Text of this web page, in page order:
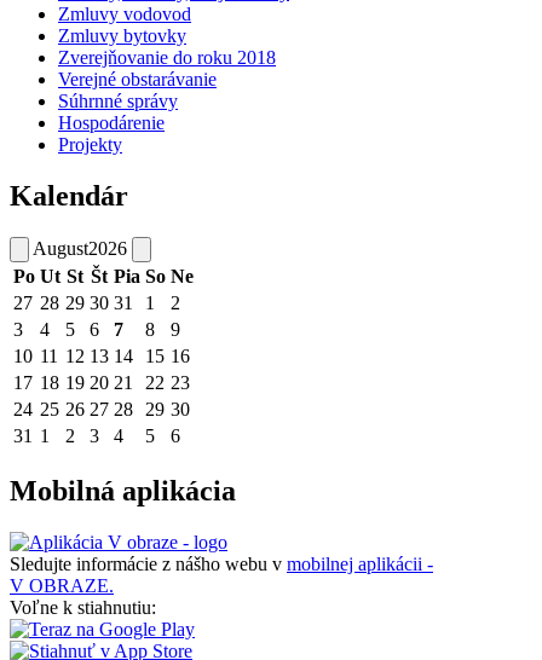
Zmluvy vodovod
Zmluvy bytovky
Zverejňovanie do roku 2018
Verejné obstarávanie
Súhrnné správy
Hospodárenie
Projekty
Kalendár
August2026
Po Ut St Št Pia So Ne
27 28 29 30 31 1
2
3
4 5 6 7 8
9
10 11 12 13 14 15 16
17 18 19 20 21 22 23
24 25 26 27 28 29 30
31 1 2 3 4 5 6
Mobilná aplikácia
Sledujte informácie z nášho webu v mobilnej aplikácii -
V OBRAZE.
Voľne k stiahnutiu: